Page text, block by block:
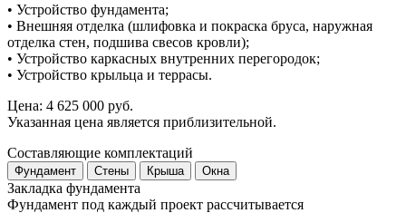
• Устройство фундамента;
• Внешняя отделка (шлифовка и покраска бруса, наружная
отделка стен, подшива свесов кровли);
• Устройство каркасных внутренних перегородок;
• Устройство крыльца и террасы.
Цена: 4 625 000 руб.
Указанная цена является приблизительной.
Составляющие комплектаций
Фундамент Стены Крыша Окна
Закладка фундамента
Фундамент под каждый проект рассчитывается